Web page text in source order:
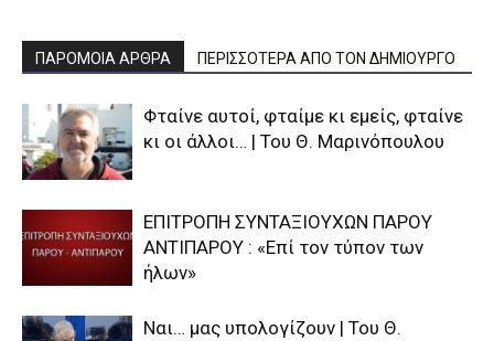
ΠΑΡΟΜΟΙΑ ΑΡΘΡΑ ΠΕΡΙΣΣΟΤΕΡΑ ΑΠΟ ΤΟΝ ΔΗΜΙΟΥΡΓΟ
Φταίνε αυτοί, φταίμε κι εμείς, φταίνε
κι οι άλλοι… | Του Θ. Μαρινόπουλου
ΕΠΙΤΡΟΠΗ ΣΥΝΤΑΞΙΟΥΧΩΝ ΠΑΡΟΥ
ΑΝΤΙΠΑΡΟΥ : «Επί τον τύπον των
ήλων»
Ναι… μας υπολογίζουν | Του Θ.